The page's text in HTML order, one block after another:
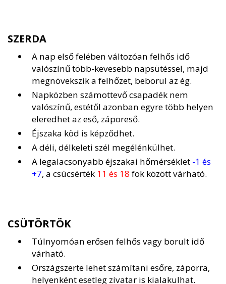
SZERDA
A nap első felében változóan felhős idő
valószínű több-kevesebb napsütéssel, majd
megnövekszik a felhőzet, beborul az ég.
Napközben számottevő csapadék nem
valószínű, estétől azonban egyre több helyen
eleredhet az eső, záporeső.
Éjszaka köd is képződhet.
A déli, délkeleti szél megélénkülhet.
A legalacsonyabb éjszakai hőmérséklet -1 és
+7, a csúcsérték 11 és 18 fok között várható.
CSÜTÖRTÖK
Túlnyomóan erősen felhős vagy borult idő
várható.
Országszerte lehet számítani esőre, záporra,
helyenként esetleg zivatar is kialakulhat.